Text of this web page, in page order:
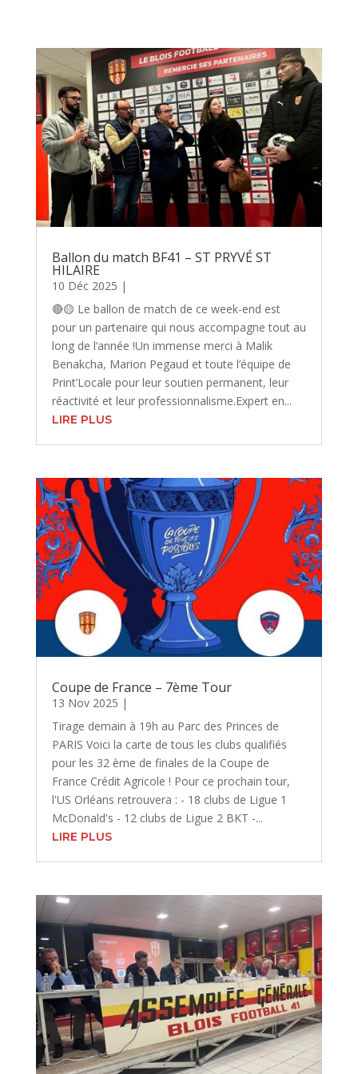
Ballon du match BF41 – ST PRYVÉ ST
HILAIRE
10 Déc 2025 |
🔴🟡 Le ballon de match de ce week-end est
pour un partenaire qui nous accompagne tout au
long de l’année !Un immense merci à Malik
Benakcha, Marion Pegaud et toute l’équipe de
Print’Locale pour leur soutien permanent, leur
réactivité et leur professionnalisme.Expert en...
LIRE PLUS
Coupe de France – 7ème Tour
13 Nov 2025 |
Tirage demain à 19h au Parc des Princes de
PARIS Voici la carte de tous les clubs qualifiés
pour les 32 ème de finales de la Coupe de
France Crédit Agricole ! Pour ce prochain tour,
l'US Orléans retrouvera : - 18 clubs de Ligue 1
McDonald's - 12 clubs de Ligue 2 BKT -...
LIRE PLUS